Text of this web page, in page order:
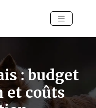
: budget
et coûts